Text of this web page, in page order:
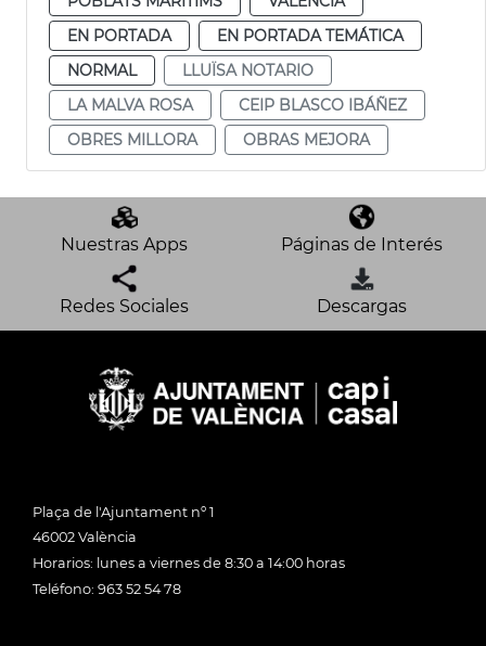
EN PORTADA
EN PORTADA TEMÁTICA
NORMAL
LLUÏSA NOTARIO
LA MALVA ROSA
CEIP BLASCO IBÁÑEZ
OBRES MILLORA
OBRAS MEJORA
Nuestras Apps Páginas de Interés
Redes Sociales Descargas
Plaça de l'Ajuntament nº 1
46002 València
Horarios: lunes a viernes de 8:30 a 14:00 horas
Teléfono: 963 52 54 78